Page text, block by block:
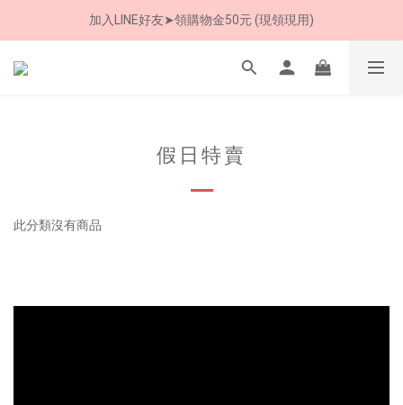
8/8 父親節限定 超商取貨免運費
加入LINE好友➤領購物金50元 (現領現用)
7/30-8/24 全館買就送 雨傘收納袋(乙個)
假日特賣
此分類沒有商品